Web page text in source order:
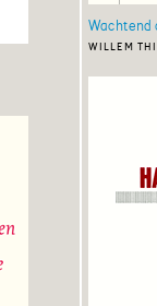
Wachtend
willem